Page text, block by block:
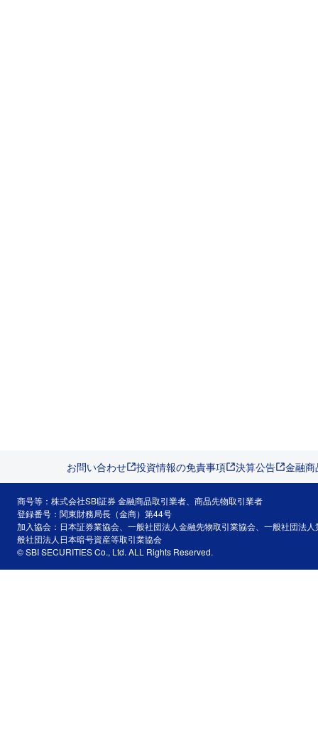
お問い合わせ 投資情報の免責事項 決算公告 金融
商号等：株式会社SBI証券 金融商品取引業者、商品先物取引業者
登録番号：関東財務局長（金商）第44号
加入協会：日本証券業協会、一般社団法人金融先物取引業協会、一般社団法
般社団法人日本暗号資産等取引業協会
© SBI SECURITIES Co., Ltd. ALL Rights Reserved.